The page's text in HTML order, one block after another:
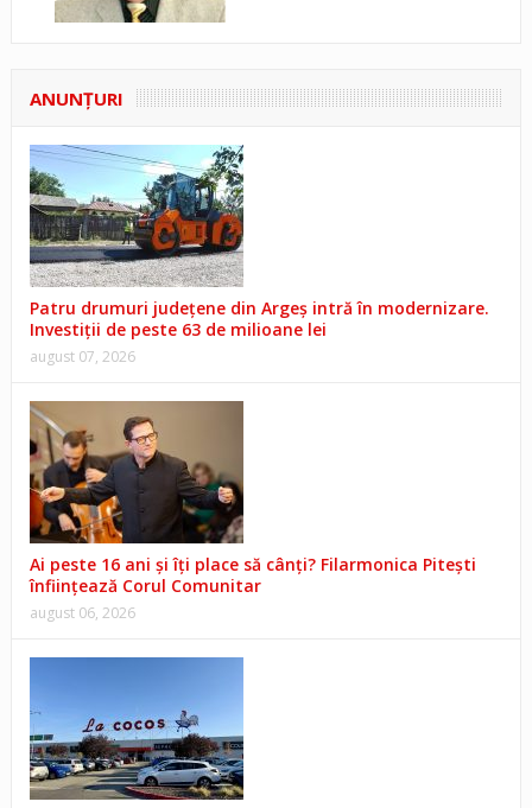
ANUNŢURI
Patru drumuri județene din Argeș intră în modernizare.
Investiții de peste 63 de milioane lei
august 07, 2026
Ai peste 16 ani și îți place să cânți? Filarmonica Pitești
înființează Corul Comunitar
august 06, 2026